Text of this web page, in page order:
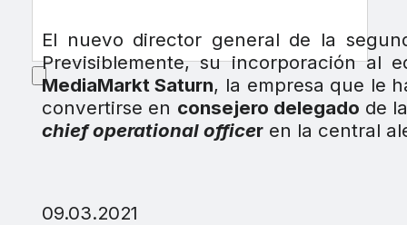
El nuevo director general de la
Previsiblemente, su incorporación
MediaMarkt Saturn, la empresa que le
convertirse en consejero delegado de
chief operational officeren la central
09.03.2021